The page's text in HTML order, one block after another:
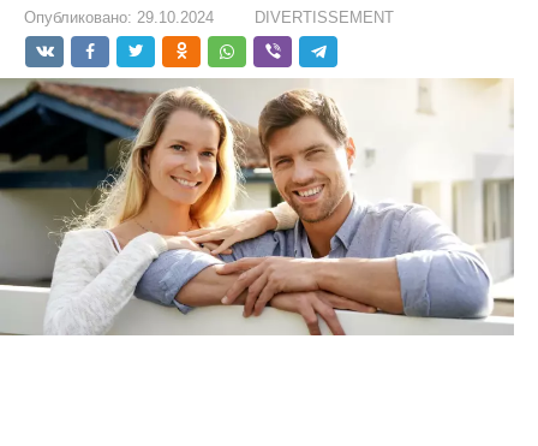
Опубликовано: 29.10.2024 DIVERTISSEMENT